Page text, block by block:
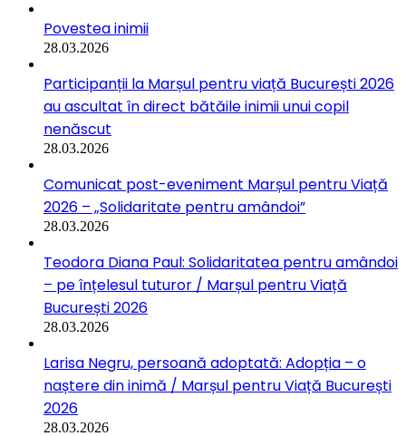
Povestea inimii
28.03.2026
Participanții la Marșul pentru viață București 2026
au ascultat în direct bătăile inimii unui copil
nenăscut
28.03.2026
Comunicat post-eveniment Marșul pentru Viață
2026 – „Solidaritate pentru amândoi”
28.03.2026
Teodora Diana Paul: Solidaritatea pentru amândoi
– pe înțelesul tuturor / Marșul pentru Viață
București 2026
28.03.2026
Larisa Negru, persoană adoptată: Adopția – o
naștere din inimă / Marșul pentru Viață București
2026
28.03.2026